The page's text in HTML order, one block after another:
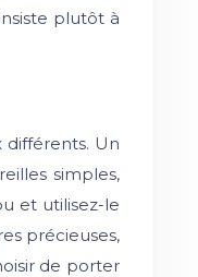
plutôt à
différents. Un
simples,
et utilisez-le
précieuses,
de porter